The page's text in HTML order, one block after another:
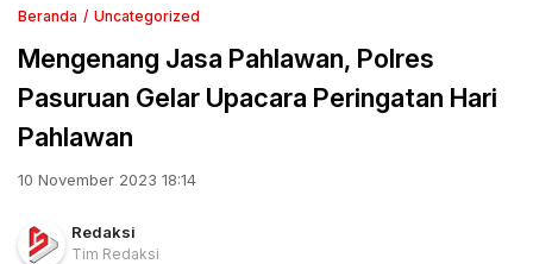
Beranda Uncategorized
Mengenang Jasa Pahlawan, Polres
Pasuruan Gelar Upacara Peringatan Hari
Pahlawan
10 November 2023 18:14
Redaksi
Tim Redaksi